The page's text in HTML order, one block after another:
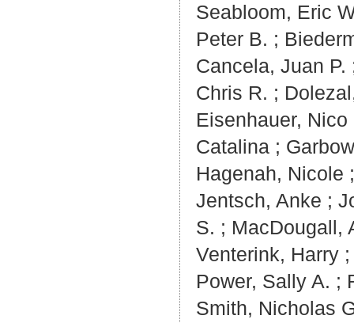
Seabloom, Eric
Peter B. ;
Cancela, Juan P.
Chris R. ;
Eisenhauer, Nico
Catalina ;
Hagenah, Nicole
Jentsch, Anke ;
S. ; MacDougall,
Venterink, Harry
Power, Sally A. ;
Smith, Nicholas